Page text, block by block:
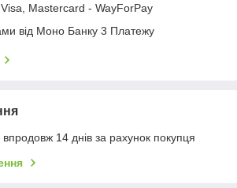
Mastercard - WayForPay
від Моно Банку 3 Платежу
14 днів за рахунок покупця